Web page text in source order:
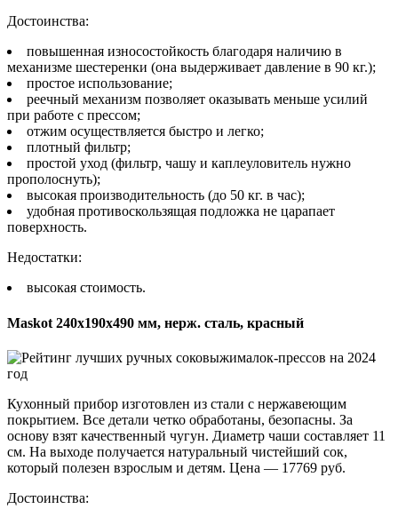
Достоинства:
повышенная износостойкость благодаря наличию в
механизме шестеренки (она выдерживает давление в 90 кг.);
простое использование;
реечный механизм позволяет оказывать меньше усилий
при работе с прессом;
отжим осуществляется быстро и легко;
плотный фильтр;
простой уход (фильтр, чашу и каплеуловитель нужно
прополоснуть);
высокая производительность (до 50 кг. в час);
удобная противоскользящая подложка не царапает
поверхность.
Недостатки:
высокая стоимость.
Maskot 240х190х490 мм, нерж. сталь, красный
Кухонный прибор изготовлен из стали с нержавеющим
покрытием. Все детали четко обработаны, безопасны. За
основу взят качественный чугун. Диаметр чаши составляет 11
см. На выходе получается натуральный чистейший сок,
который полезен взрослым и детям. Цена — 17769 руб.
Достоинства: